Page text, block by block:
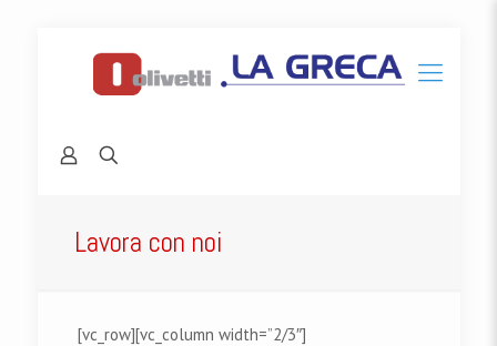
Lavora con noi
[vc_row][vc_column width=”2/3″]